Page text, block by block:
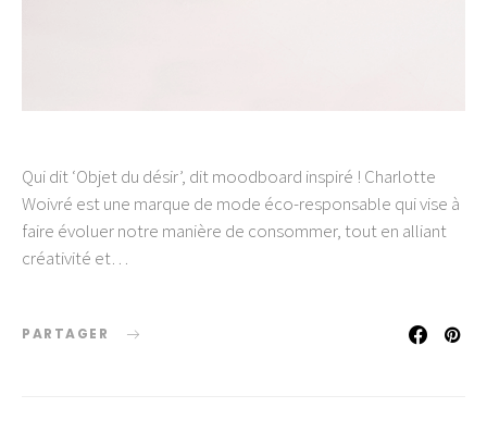
Qui dit ‘Objet du désir’, dit moodboard inspiré ! Charlotte
Woivré est une marque de mode éco-responsable qui vise à
faire évoluer notre manière de consommer, tout en alliant
créativité et…
PARTAGER